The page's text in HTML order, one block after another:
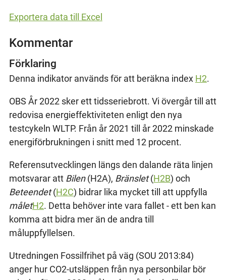
Exportera data till Excel
Kommentar
Förklaring
Denna indikator används för att beräkna index H2.
OBS År 2022 sker ett tidsseriebrott. Vi övergår till att
redovisa energieffektiviteten enligt den nya
testcykeln WLTP. Från år 2021 till år 2022 minskade
energiförbrukningen i snitt med 12 procent.
Referensutvecklingen längs den dalande räta linjen
motsvarar att Bilen(H2A), Bränslet(H2B) och
Beteendet(H2C) bidrar lika mycket till att uppfylla
måletH2. Detta behöver inte vara fallet - ett ben kan
komma att bidra mer än de andra till
måluppfyllelsen.
Utredningen Fossilfrihet på väg (SOU 2013:84)
anger hur CO2-utsläppen från nya personbilar bör